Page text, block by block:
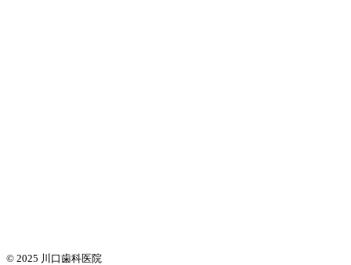
© 2025 川口歯科医院